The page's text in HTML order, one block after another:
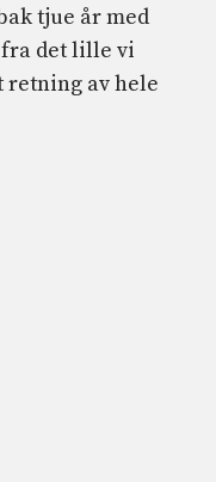
tjue år med
fra det lille vi
retning av hele